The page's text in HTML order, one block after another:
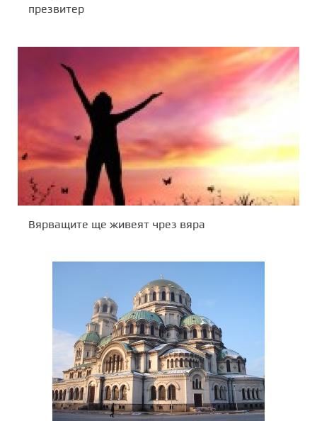
презвитер
Вярващите ще живеят чрез вяра